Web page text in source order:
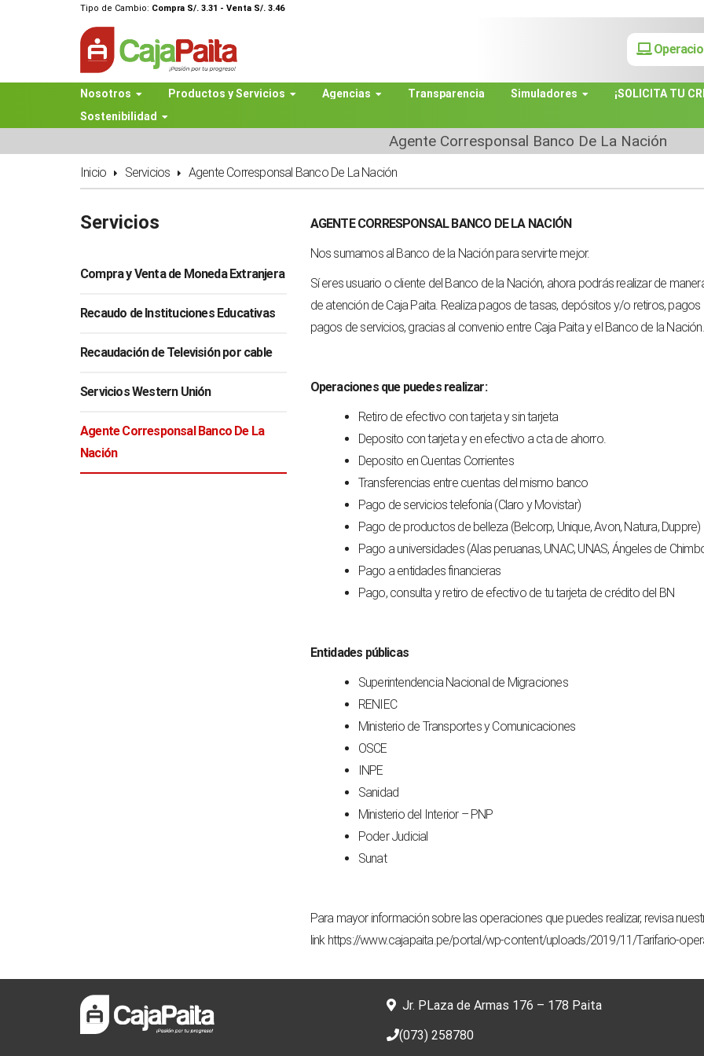
Tipo de Cambio: Compra S/. 3.31 - Venta S/. 3.46
Nosotros Productos y Servicios Agencias Transparencia Simuladores
¡SOLICITA TU
Sostenibilidad
Agente Corresponsal Banco De La Nación
Inicio Servicios Agente Corresponsal Banco De La Nación
Servicios
Compra y Venta de Moneda Extranjera
Recaudo de Instituciones Educativas
Recaudación de Televisión por cable
Servicios Western Unión
Agente Corresponsal Banco De La
Nación
AGENTE CORRESPONSAL BANCO DE LA NACIÓN
Nos sumamos al Banco de la Nación para servirte mejor.
Sí eres usuario o cliente del Banco de la Nación, ahora podrás realizar de
de atención de Caja Paita. Realiza pagos de tasas, depósitos y/o retiros,
pagos de servicios, gracias al convenio entre Caja Paita y el Banco de la Nación.
Operaciones que puedes realizar:
Retiro de efectivo con tarjeta y sin tarjeta
Deposito con tarjeta y en efectivo a cta de ahorro.
Deposito en Cuentas Corrientes
Transferencias entre cuentas del mismo banco
Pago de servicios telefonía (Claro y Movistar)
Pago de productos de belleza (Belcorp, Unique, Avon, Natura, Duppre)
Pago a universidades (Alas peruanas, UNAC, UNAS, Ángeles de
Pago a entidades financieras
Pago, consulta y retiro de efectivo de tu tarjeta de crédito del BN
Entidades públicas
Superintendencia Nacional de Migraciones
RENIEC
Ministerio de Transportes y Comunicaciones
OSCE
INPE
Sanidad
Ministerio del Interior – PNP
Poder Judicial
Sunat
Para mayor información sobre las operaciones que puedes realizar, revisa
link https://www.cajapaita.pe/portal/wp-content/uploads/2019/11/Tarifario-
Jr. PLaza de Armas 176 – 178 Paita
(073) 258780